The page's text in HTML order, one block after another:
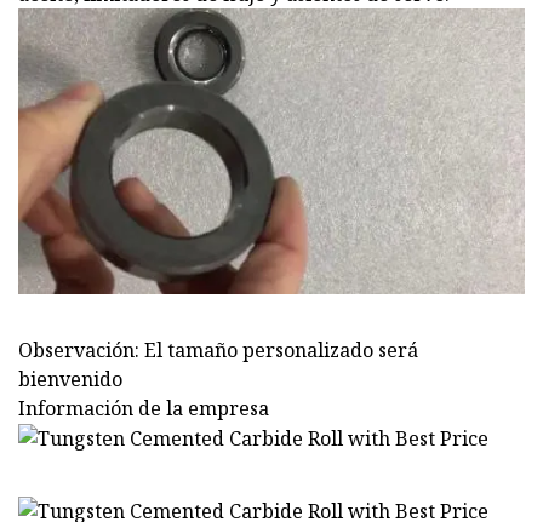
Observación: El tamaño personalizado será
bienvenido
Información de la empresa